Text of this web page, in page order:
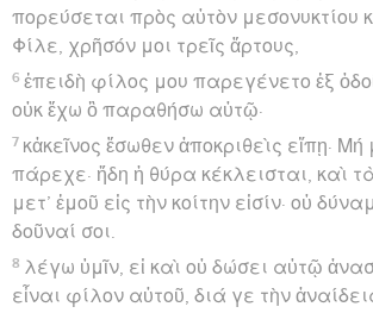
πορεύσεται πρὸς αὐτὸν μεσονυκτίου
Φίλε, χρῆσόν μοι τρεῖς ἄρτους,
6 ἐπειδὴ φίλος μου παρεγένετο ἐξ
οὐκ ἔχω ὃ παραθήσω αὐτῷ·
7 κἀκεῖνος ἔσωθεν ἀποκριθεὶς εἴπῃ· Μή
πάρεχε· ἤδη ἡ θύρα κέκλεισται, καὶ
μετ’ ἐμοῦ εἰς τὴν κοίτην εἰσίν· οὐ
δοῦναί σοι.
8 λέγω ὑμῖν, εἰ καὶ οὐ δώσει αὐτῷ
εἶναι φίλον αὐτοῦ, διά γε τὴν